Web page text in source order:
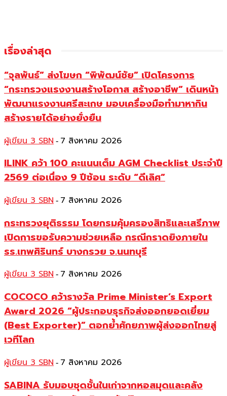
เรื่องล่าสุด
“จุลพันธ์” ส่งโฆษก “พิพัฒน์ชัย” เปิดโครงการ
“กระทรวงแรงงานสร้างโอกาส สร้างอาชีพ” เดินหน้า
พัฒนาแรงงานศรีสะเกษ มอบเครื่องมือทำมาหากิน
สร้างรายได้อย่างยั่งยืน
ผู้เขียน 3 SBN - 7 สิงหาคม 2026
ILINK คว้า 100 คะแนนเต็ม AGM Checklist ประจำปี
2569 ต่อเนื่อง 9 ปีซ้อน ระดับ “ดีเลิศ”
ผู้เขียน 3 SBN - 7 สิงหาคม 2026
กระทรวงยุติธรรม โดยกรมคุ้มครองสิทธิและเสรีภาพ
เปิดการขอรับความช่วยเหลือ กรณีกราดยิงภายใน
รร.เทพศิรินทร์ บางกรวย จ.นนทบุรี
ผู้เขียน 3 SBN - 7 สิงหาคม 2026
COCOCO คว้ารางวัล Prime Minister’s Export
Award 2026 “ผู้ประกอบธุรกิจส่งออกยอดเยี่ยม
(Best Exporter)” ตอกย้ำศักยภาพผู้ส่งออกไทยสู่
เวทีโลก
ผู้เขียน 3 SBN - 7 สิงหาคม 2026
SABINA รับมอบชุดชั้นในเก่าจากหอสมุดและคลัง